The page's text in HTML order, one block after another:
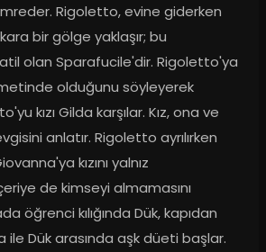
Rigoletto, evine giderken
bir gölge yaklaşır; bu
olan Sparafucile'dir. Rigoletto'ya
olduğunu söyleyerek
kızı Gilda karşılar. Kız, ona ve
anlatır. Rigoletto ayrılırken
kızını yalnız
de kimseyi almamasını
öğrenci kılığında Dük, kapıdan
ile Dük arasında aşk düeti başlar.